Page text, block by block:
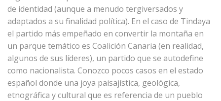
de identidad (aunque a menudo tergiversados y
adaptados a su finalidad política). En el caso de Tindaya
el partido más empeñado en convertir la montaña en
un parque temático es Coalición Canaria (en realidad,
algunos de sus líderes), un partido que se autodefine
como nacionalista. Conozco pocos casos en el estado
español donde una joya paisajística, geológica,
etnográfica y cultural que es referencia de un pueblo